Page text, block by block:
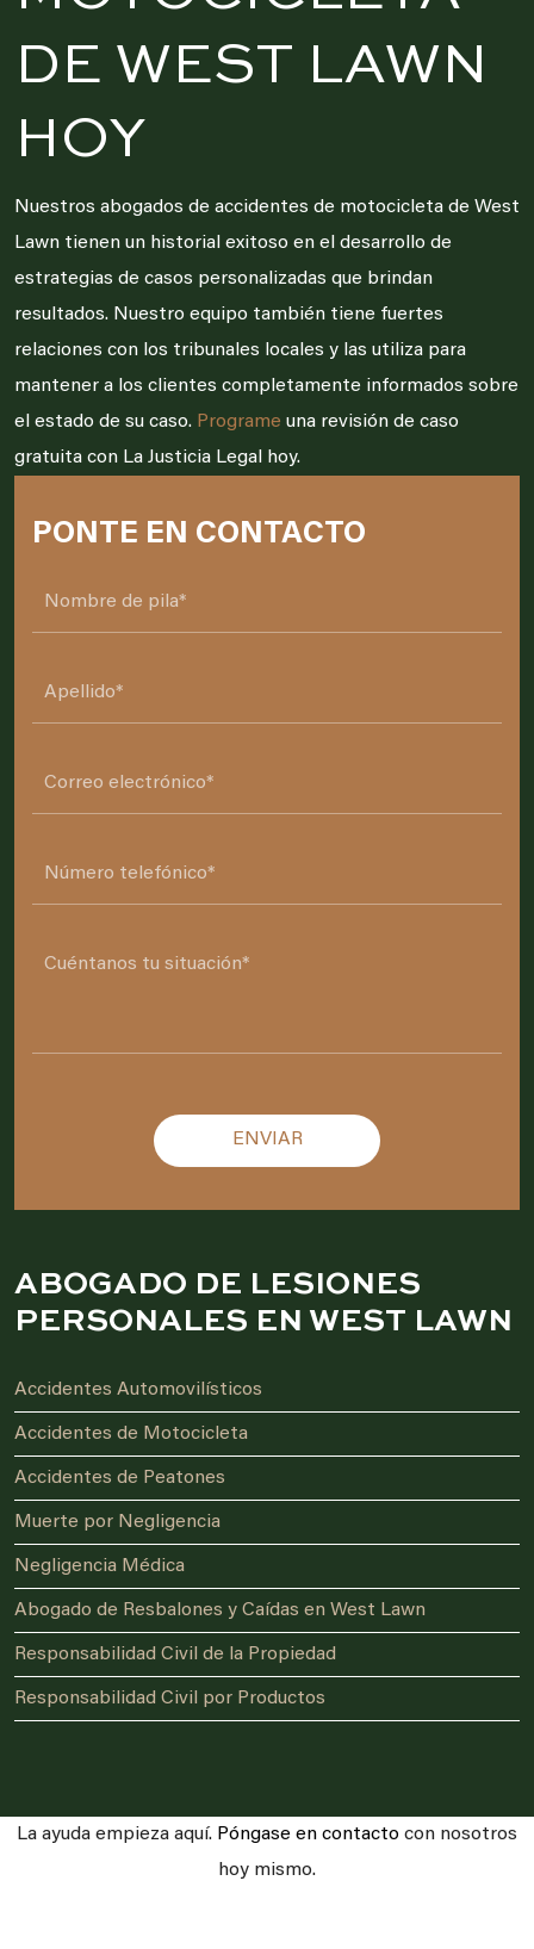
DE WEST LAWN
HOY
Nuestros abogados de accidentes de motocicleta de West
Lawn tienen un historial exitoso en el desarrollo de
estrategias de casos personalizadas que brindan
resultados. Nuestro equipo también tiene fuertes
relaciones con los tribunales locales y las utiliza para
mantener a los clientes completamente informados sobre
el estado de su caso. Programe una revisión de caso
gratuita con La Justicia Legal hoy.
PONTE EN CONTACTO
ABOGADO DE LESIONES
PERSONALES EN WEST LAWN
Accidentes Automovilísticos
Accidentes de Motocicleta
Accidentes de Peatones
Muerte por Negligencia
Negligencia Médica
Abogado de Resbalones y Caídas en West Lawn
Responsabilidad Civil de la Propiedad
Responsabilidad Civil por Productos
La ayuda empieza aquí. Póngase en contacto con nosotros
hoy mismo.